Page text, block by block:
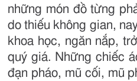
những món đồ từng
do thiếu không gian,
khoa học, ngăn nắp,
quý giá. Những chiếc
đạn pháo, mũ cối, mũ